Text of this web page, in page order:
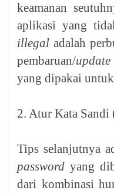
keamanan
aplikasi yang
illegal adalah
pembaruan/update
yang dipakai
2. Atur Kata Sandi
Tips selanjutnya
passwordyang
dari kombinasi